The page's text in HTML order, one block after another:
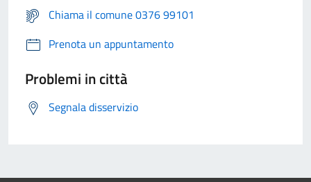
Chiama il comune 0376 99101
Prenota un appuntamento
Problemi in città
Segnala disservizio